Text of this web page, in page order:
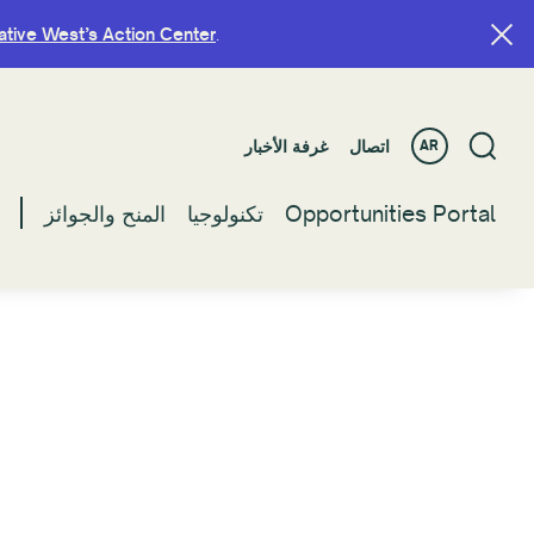
West’s Action Center.
غرفة الأخبار اتصال AR
المنح والجوائز تكنولوجيا Opportunities Portal
West’s Action Center.
غرفة الأخبار اتصال AR
المنح والجوائز تكنولوجيا Opportunities Portal